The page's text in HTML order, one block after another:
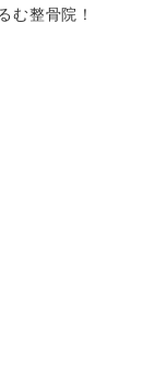
む整骨院！